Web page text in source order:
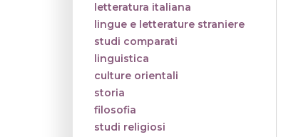
letteratura italiana
lingue e letterature straniere
studi comparati
linguistica
culture orientali
storia
filosofia
studi religiosi